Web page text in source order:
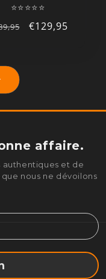
⭐⭐⭐⭐⭐
Prix
€129,95
affaire.
authentiques et de
nous ne dévoilons